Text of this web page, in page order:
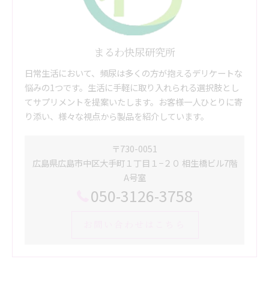
まるわ快尿研究所
日常生活において、頻尿は多くの方が抱えるデリケートな
悩みの1つです。生活に手軽に取り入れられる選択肢とし
てサプリメントを提案いたします。お客様一人ひとりに寄
り添い、様々な視点から製品を紹介しています。
〒730-0051
広島県広島市中区大手町１丁目１−２０ 相生橋ビル7階
A号室
050-3126-3758